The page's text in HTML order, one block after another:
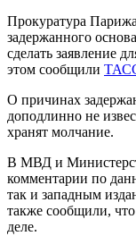
Прокуратура
задержанного
сделать заявление
этом сообщили
О причинах
доподлинно не
хранят молчание.
В МВД и
комментарии по
так и западным
также сообщили,
деле.